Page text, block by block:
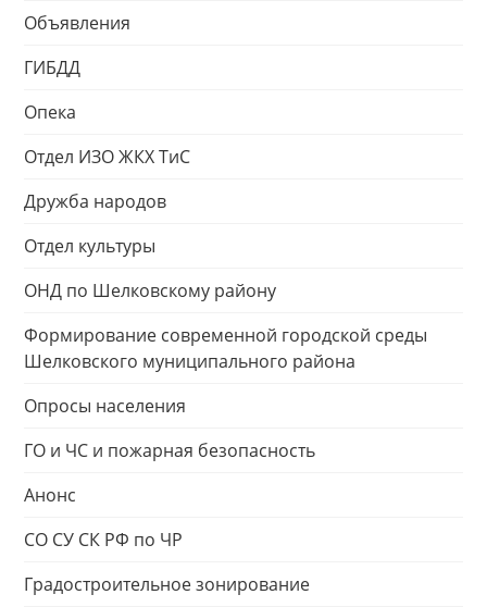
Объявления
ГИБДД
Опека
Отдел ИЗО ЖКХ ТиС
Дружба народов
Отдел культуры
ОНД по Шелковскому району
Формирование современной городской среды
Шелковского муниципального района
Опросы населения
ГО и ЧС и пожарная безопасность
Анонс
СО СУ СК РФ по ЧР
Градостроительное зонирование